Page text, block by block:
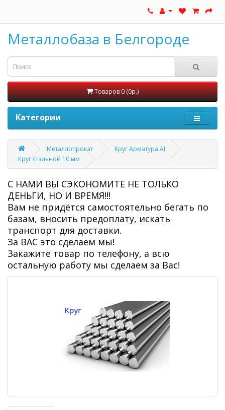
Металлобаза в Белгороде
Товаров 0 (0р.)
Категории
Металлопрокат
Круг Арматура АI
Круг стальной 10 мм
С НАМИ ВЫ СЭКОНОМИТЕ НЕ ТОЛЬКО
ДЕНЬГИ, НО И ВРЕМЯ!!!
Вам не придётся самостоятельно бегать по
базам, вносить предоплату, искать
транспорт для доставки.
За ВАС это сделаем мы!
Закажите товар по телефону, а всю
остальную работу мы сделаем за Вас!